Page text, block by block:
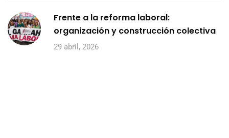
Frente a la reforma laboral:
organización y construcción colectiva
29 abril, 2026